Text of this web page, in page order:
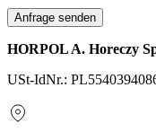
Anfrage senden
HORPOL A. Horeczy
USt-IdNr.: